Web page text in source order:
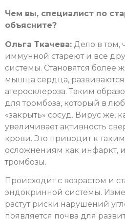
Чем вы, специалист по
объясните?
Ольга Ткачева: Дело в том,
иммунной стареют и все
системы. Становятся более
мышца сердца,
атеросклероза. Таким
для тромбоза, который в
«закрыть» сосуд. Вирус же,
увеличивает активность
крови. Это приводит к
осложнениям как инфаркт,
тромбозы.
Происходит с возрастом и
эндокринной системы.
растут риски нарушений
появляется почва для